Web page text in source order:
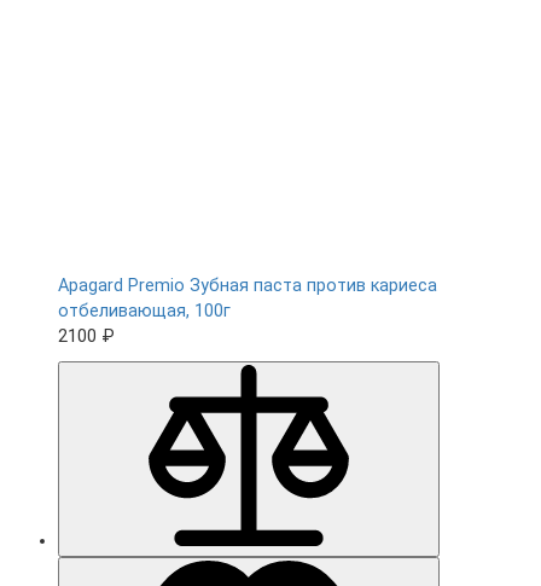
Apagard Premio Зубная паста против кариеса
отбеливающая, 100г
2100 ₽